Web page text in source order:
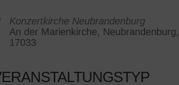
Konzertkirche Neubrandenburg
An der Marienkirche, Neubrandenburg,
17033